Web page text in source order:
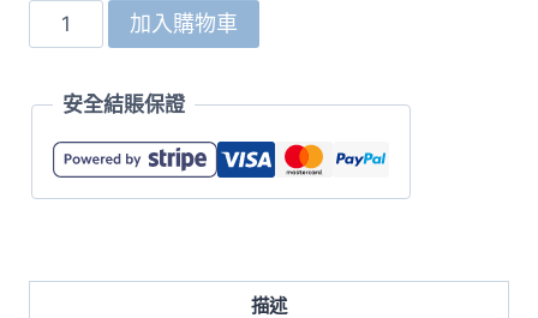
5214-
01
全
加入購物車
安全結賬保證
描述